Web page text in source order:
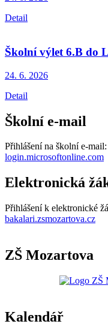
Detail
Školní výlet 6.B do
24. 6. 2026
Detail
Školní e-mail
Přihlášení na školní e-mail:
login.microsoftonline.com
Elektronická
Přihlášení k elektronické
bakalari.zsmozartova.cz
ZŠ Mozartova
Kalendář